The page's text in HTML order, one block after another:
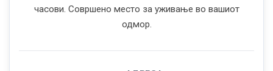
часови. Совршено место за уживање во вашиот
одмор.